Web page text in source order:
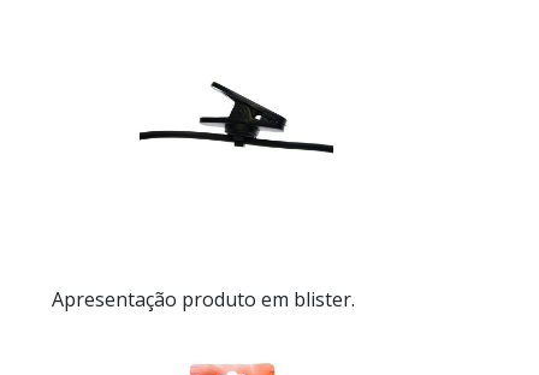
Apresentação produto em blister.